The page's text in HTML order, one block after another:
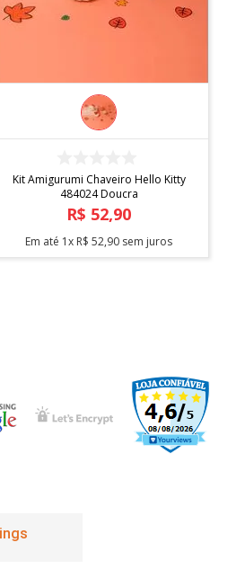
Kit Amigurumi Chaveiro Hello Kitty
484024 Doucra
R$ 52,90
Em até 1x R$ 52,90 sem juros